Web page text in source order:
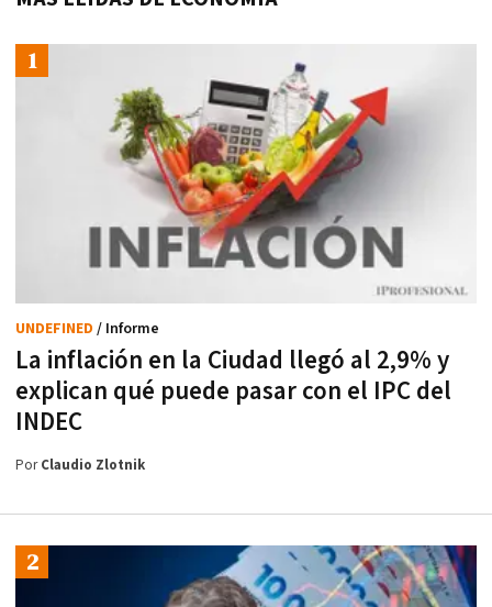
La inflación en la Ciudad llegó al 2,9% y
explican qué puede pasar con el IPC del
INDEC
UNDEFINED / Informe
PorClaudio Zlotnik